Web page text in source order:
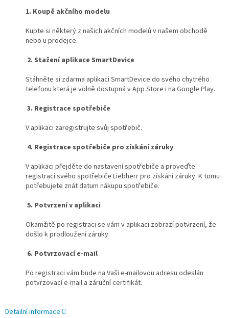
1. Koupě akčního modelu
Kupte si některý z našich akčních modelů v našem obchodě
nebo u prodejce.
2. Stažení aplikace SmartDevice
Stáhněte si zdarma aplikaci SmartDevice do svého chytrého
telefonu která je volně dostupná v App Store i na Google Play.
3. Registrace spotřebiče
V aplikaci zaregistrujte svůj spotřebič.
4. Registrace spotřebiče pro získání záruky
V aplikaci přejděte do nastavení spotřebiče a proveďte
registraci svého spotřebiče Liebherr pro získání záruky. K tomu
potřebujete znát datum nákupu spotřebiče.
5. Potvrzení v aplikaci
Okamžitě po registraci se vám v aplikaci zobrazí potvrzení, že
došlo k prodloužení záruky.
6. Potvrzovací e-mail
Po registraci vám bude na Vaši e-mailovou adresu odeslán
potvrzovací e-mail a záruční certifikát.
Detailní informace